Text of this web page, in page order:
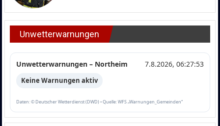
Unwetterwarnungen
Unwetterwarnungen – Northeim 7.8.2026, 06:27:53
Keine Warnungen aktiv
Daten: © Deutscher Wetterdienst (DWD) • Quelle: WFS „Warnungen_Gemeinden“